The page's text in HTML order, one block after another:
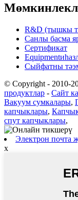
R&D (тышкы
Санлы басма
Сертификат
Сыйфатны
© Copyright - 2010-
продуктлар - Сайт
Вакуум сумкалары,
капчыклары,
спут капчыклары,
Электрон почта
x